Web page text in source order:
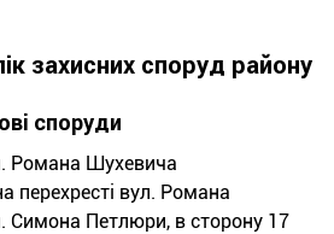
захисних споруд району
споруди
Романа Шухевича
перехресті вул. Романа
Симона Петлюри, в сторону 17